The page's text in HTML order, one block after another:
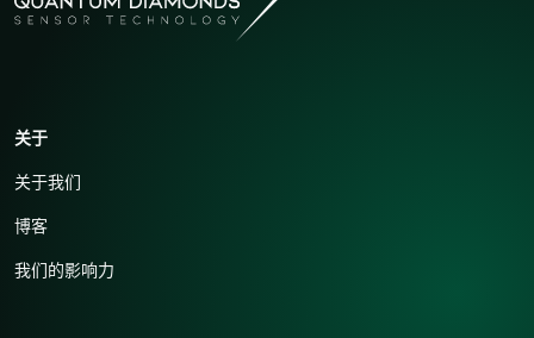
关于
关于我们
博客
我们的影响力